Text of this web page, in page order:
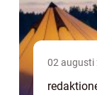
02 augusti